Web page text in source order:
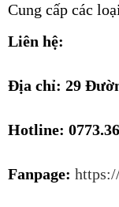
Cung cấp các
Liên hệ:
Địa chỉ: 29
Hotline:
Fanpage: